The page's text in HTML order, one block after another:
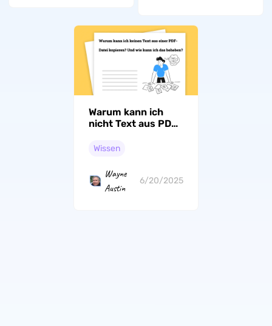
Warum kann ich
nicht Text aus PDF
Wissen
Wayne
Austin
6/20/2025